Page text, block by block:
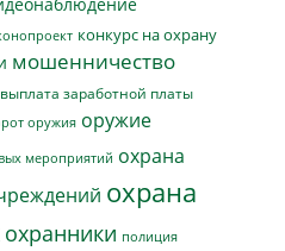
конкурс на охрану
мошенничество
заработной платы
оружия оружие
мероприятий охрана
охрана
охранники полиция